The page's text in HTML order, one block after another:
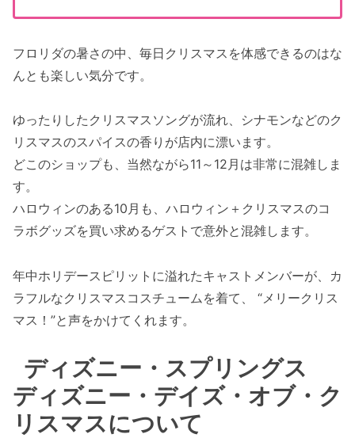
フロリダの暑さの中、毎日クリスマスを体感できるのはな
んとも楽しい気分です。
ゆったりしたクリスマスソングが流れ、シナモンなどのク
リスマスのスパイスの香りが店内に漂います。
どこのショップも、当然ながら11～12月は非常に混雑しま
す。
ハロウィンのある10月も、ハロウィン＋クリスマスのコ
ラボグッズを買い求めるゲストで意外と混雑します。
年中ホリデースピリットに溢れたキャストメンバーが、カ
ラフルなクリスマスコスチュームを着て、 “メリークリス
マス！”と声をかけてくれます。
ディズニー・スプリングス
ディズニー・デイズ・オブ・ク
リスマスについて